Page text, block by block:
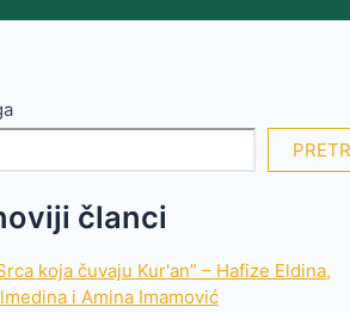
članci
koja čuvaju Kur'an” – Hafize Eldina,
i Amina Imamović